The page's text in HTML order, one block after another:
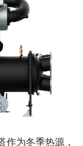
为冬季热源，